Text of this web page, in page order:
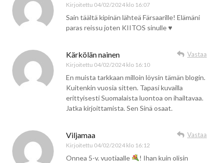
Kirjoitettu 04/02/2024 klo 16:07
Sain täältä kipinän lähteä Färsaarille! Elämäni
paras reissu joten KIITOS sinulle ♥️
Kärkölän nainen
Kirjoitettu 04/02/2024 klo 16:10
Vastaa
En muista tarkkaan milloin löysin tämän blogin.
Kuitenkin vuosia sitten. Tapasi kuvailla
erittyisesti Suomalaista luontoa on ihailtavaa.
Jatka kirjoittamista. Sen Sinä osaat.
Viljamaa
Kirjoitettu 04/02/2024 klo 16:12
Vastaa
Onnea 5-v. vuotiaalle
! Ihan kuin olisin